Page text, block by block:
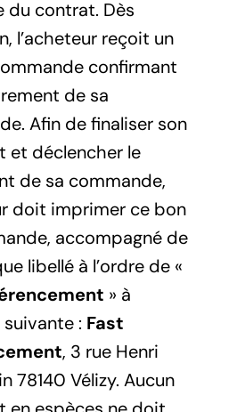
du contrat. Dès
l’acheteur reçoit un
confirmant
de sa
Afin de finaliser son
et déclencher le
de sa commande,
doit imprimer ce bon
accompagné de
libellé à l’ordre de «
» à
suivante : Fast
, 3 rue Henri
78140 Vélizy. Aucun